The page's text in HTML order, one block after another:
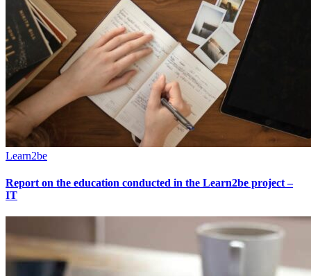
Learn2be
Report on the education conducted in the Learn2be project –
IT